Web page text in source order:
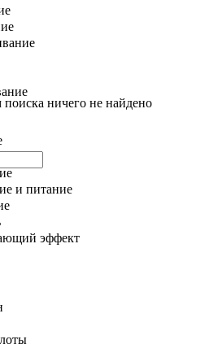
и питание
эффект
ничего не найдено